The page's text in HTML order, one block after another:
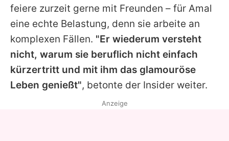
feiere zurzeit gerne mit Freunden – für Amal
eine echte Belastung, denn sie arbeite an
komplexen Fällen. "Er wiederum versteht
nicht, warum sie beruflich nicht einfach
kürzertritt und mit ihm das glamouröse
Leben genießt", betonte der Insider weiter.
Anzeige